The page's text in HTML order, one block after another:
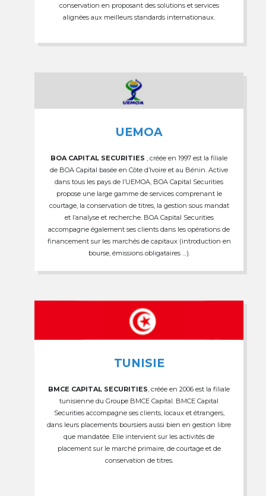
conservation en proposant des solutions et services
alignées aux meilleurs standards internationaux.
UEMOA
BOA CAPITAL SECURITIES , créée en 1997 est la filiale
de BOA Capital basée en Côte d’Ivoire et au Bénin. Active
dans tous les pays de l’UEMOA, BOA Capital Securities
propose une large gamme de services comprenant le
courtage, la conservation de titres, la gestion sous mandat
et l’analyse et recherche. BOA Capital Securities
accompagne également ses clients dans les opérations de
financement sur les marchés de capitaux (introduction en
bourse, émissions obligataires …).
TUNISIE
BMCE CAPITAL SECURITIES , créée en 2006 est la filiale
tunisienne du Groupe BMCE Capital. BMCE Capital
Securities accompagne ses clients, locaux et étrangers,
dans leurs placements boursiers aussi bien en gestion libre
que mandatée. Elle intervient sur les activités de
placement sur le marché primaire, de courtage et de
conservation de titres.